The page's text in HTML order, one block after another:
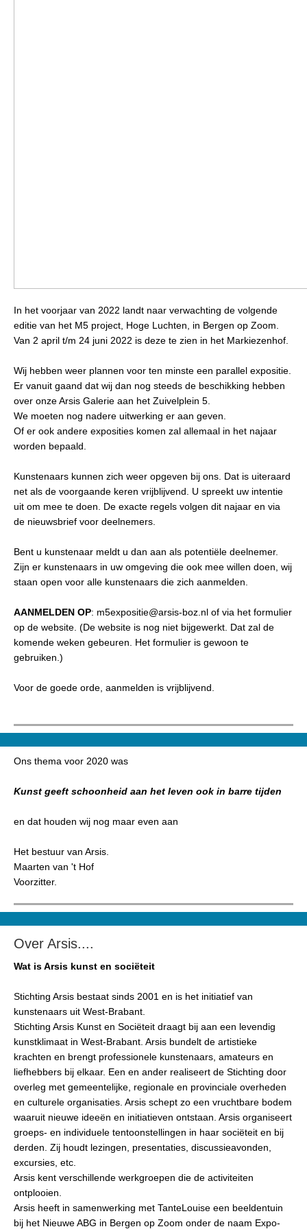
In het voorjaar van 2022 landt naar verwachting de volgende
editie van het M5 project, Hoge Luchten, in Bergen op Zoom.
Van 2 april t/m 24 juni 2022 is deze te zien in het Markiezenhof.
Wij hebben weer plannen voor ten minste een parallel expositie.
Er vanuit gaand dat wij dan nog steeds de beschikking hebben
over onze Arsis Galerie aan het Zuivelplein 5.
We moeten nog nadere uitwerking er aan geven.
Of er ook andere exposities komen zal allemaal in het najaar
worden bepaald.
Kunstenaars kunnen zich weer opgeven bij ons. Dat is uiteraard
net als de voorgaande keren vrijblijvend. U spreekt uw intentie
uit om mee te doen. De exacte regels volgen dit najaar en via
de nieuwsbrief voor deelnemers.
Bent u kunstenaar meldt u dan aan als potentiële deelnemer.
Zijn er kunstenaars in uw omgeving die ook mee willen doen, wij
staan open voor alle kunstenaars die zich aanmelden.
AANMELDEN OP: m5expositie@arsis-boz.nl of via het formulier
op de website. (De website is nog niet bijgewerkt. Dat zal de
komende weken gebeuren. Het formulier is gewoon te
gebruiken.)
Voor de goede orde, aanmelden is vrijblijvend.
Ons thema voor 2020 was
Kunst geeft schoonheid aan het leven ook in barre tijden
en dat houden wij nog maar even aan
Het bestuur van Arsis.
Maarten van 't Hof
Voorzitter.
Over Arsis....
Wat is Arsis kunst en sociëteit
Stichting Arsis bestaat sinds 2001 en is het initiatief van
kunstenaars uit West-Brabant.
Stichting Arsis Kunst en Sociëteit draagt bij aan een levendig
kunstklimaat in West-Brabant. Arsis bundelt de artistieke
krachten en brengt professionele kunstenaars, amateurs en
liefhebbers bij elkaar. Een en ander realiseert de Stichting door
overleg met gemeentelijke, regionale en provinciale overheden
en culturele organisaties. Arsis schept zo een vruchtbare bodem
waaruit nieuwe ideeën en initiatieven ontstaan. Arsis organiseert
groeps- en individuele tentoonstellingen in haar sociëteit en bij
derden. Zij houdt lezingen, presentaties, discussieavonden,
excursies, etc.
Arsis kent verschillende werkgroepen die de activiteiten
ontplooien.
Arsis heeft in samenwerking met TanteLouise een beeldentuin
bij het Nieuwe ABG in Bergen op Zoom onder de naam Expo-